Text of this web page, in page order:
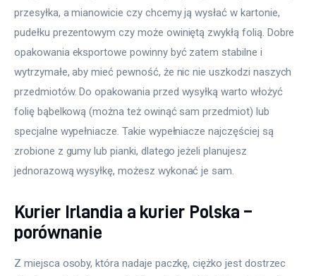
przesyłka, a mianowicie czy chcemy ją wysłać w kartonie,
pudełku prezentowym czy może owiniętą zwykłą folią. Dobre
opakowania eksportowe powinny być zatem stabilne i
wytrzymałe, aby mieć pewność, że nic nie uszkodzi naszych
przedmiotów. Do opakowania przed wysyłką warto włożyć
folię bąbelkową (można też owinąć sam przedmiot) lub
specjalne wypełniacze. Takie wypełniacze najczęściej są
zrobione z gumy lub pianki, dlatego jeżeli planujesz
jednorazową wysyłkę, możesz wykonać je sam.
Kurier Irlandia a kurier Polska –
porównanie
Z miejsca osoby, która nadaje paczkę, ciężko jest dostrzec